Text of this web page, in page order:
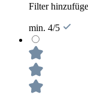
Filter
min. 4/5